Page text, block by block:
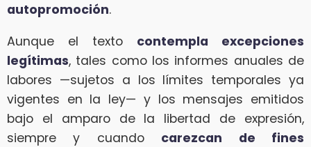
autopromoción.
Aunque el texto contempla excepciones
legítimas, tales como los informes anuales de
labores —sujetos a los límites temporales ya
vigentes en la ley— y los mensajes emitidos
bajo el amparo de la libertad de expresión,
siempre y cuando carezcan de fines